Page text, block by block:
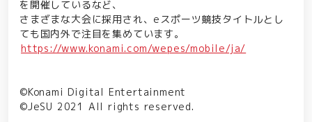
を開催しているなど、
さまざまな大会に採用され、eスポーツ競技タイトルとし
ても国内外で注目を集めています。
https://www.konami.com/wepes/mobile/ja/
©Konami Digital Entertainment
©JeSU 2021 All rights reserved.